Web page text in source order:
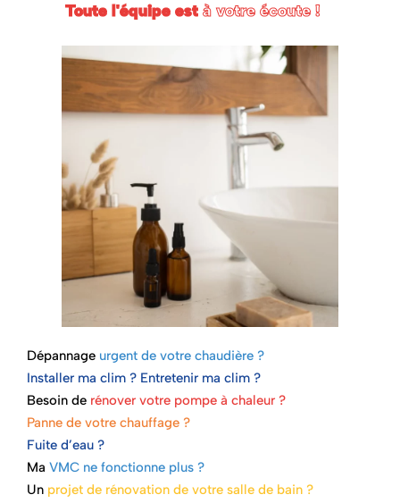
Toute l'équipe est à votre écoute !
Dépannage urgent de votre chaudière ?
Installer ma clim ? Entretenir ma clim ?
Besoin de rénover votre pompe à chaleur ?
Panne de votre chauffage ?
Fuite d’eau ?
Ma VMC ne fonctionne plus ?
Un projet de rénovation de votre salle de bain ?